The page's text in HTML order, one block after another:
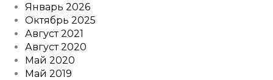
Январь 2026
Октябрь 2025
Август 2021
Август 2020
Май 2020
Май 2019